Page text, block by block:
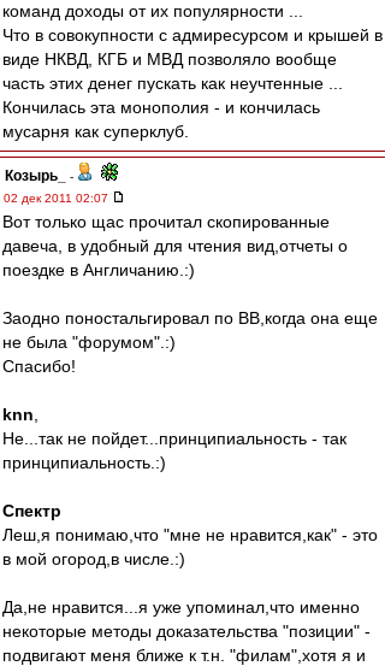
команд доходы от их популярности ...
Что в совокупности с адмиресурсом и крышей в
виде НКВД, КГБ и МВД позволяло вообще
часть этих денег пускать как неучтенные ...
Кончилась эта монополия - и кончилась
мусарня как суперклуб.
Козырь_
-
02 дек 2011 02:07
Вот только щас прочитал скопированные
давеча, в удобный для чтения вид,отчеты о
поездке в Англичанию.:)
Заодно поностальгировал по ВВ,когда она еще
не была "форумом".:)
Спасибо!
knn
Не...так не пойдет...принципиальность - так
принципиальность.:)
Спектр
Леш,я понимаю,что "мне не нравится,как" - это
в мой огород,в числе.:)
Да,не нравится...я уже упоминал,что именно
некоторые методы доказательства "позиции" -
подвигают меня ближе к т.н. "филам",хотя я и